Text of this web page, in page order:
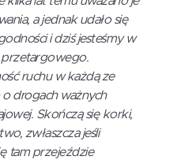
a jednak udało się
i dziś jesteśmy w
ruchu w każdą ze
drogach ważnych
Skończą się korki,
zwłaszcza jeśli
tam przejeździe